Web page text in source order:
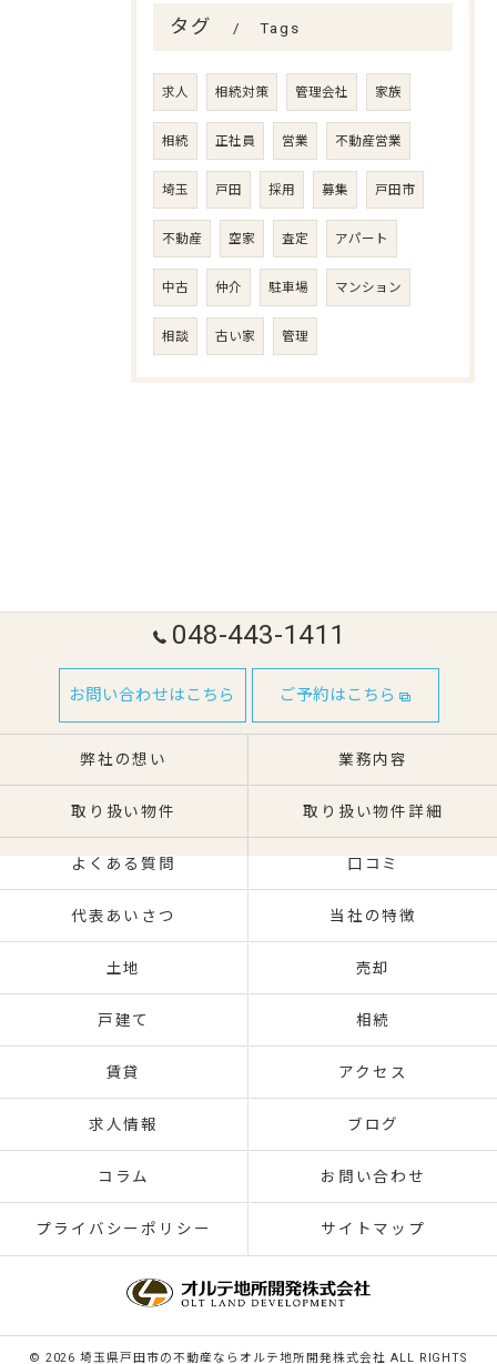
タグ Tags
求人 相続対策 管理会社 家族
相続 正社員 営業 不動産営業
埼玉 戸田 採用 募集 戸田市
不動産 空家 査定 アパート
中古 仲介 駐車場 マンション
相談 古い家 管理
048-443-1411
お問い合わせはこちら ご予約はこちら
弊社の想い 業務内容
取り扱い物件 取り扱い物件詳細
よくある質問 口コミ
代表あいさつ 当社の特徴
土地 売却
戸建て 相続
賃貸 アクセス
求人情報 ブログ
コラム お問い合わせ
プライバシーポリシー サイトマップ
© 2026 埼玉県戸田市の不動産ならオルテ地所開発株式会社 ALL RIGHTS